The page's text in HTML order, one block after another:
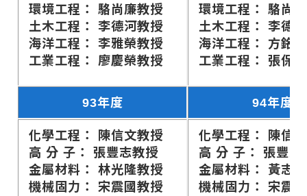
環境工程： 駱尚廉教授
土木工程： 李德河教授
海洋工程： 李雅榮教授
工業工程： 廖慶榮教授
環境工程： 駱尚
土木工程： 李德
海洋工程： 方銘
工業工程： 張保
93年度 94年度
化學工程： 陳信文教授
高 分 子： 張豐志教授
金屬材料： 林光隆教授
機械固力： 宋震國教授
化學工程： 陳信
高 分 子： 張豐志
金屬材料： 黃志
機械固力： 宋震